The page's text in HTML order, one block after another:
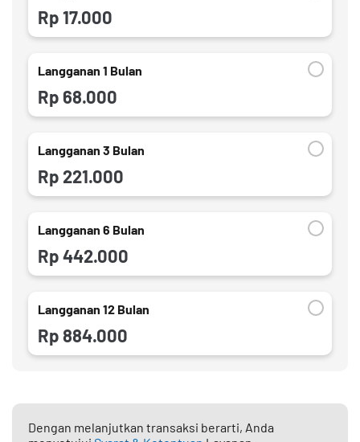
Rp 17.000
Langganan 1 Bulan
Rp 68.000
Langganan 3 Bulan
Rp 221.000
Langganan 6 Bulan
Rp 442.000
Langganan 12 Bulan
Rp 884.000
Dengan melanjutkan transaksi berarti, Anda